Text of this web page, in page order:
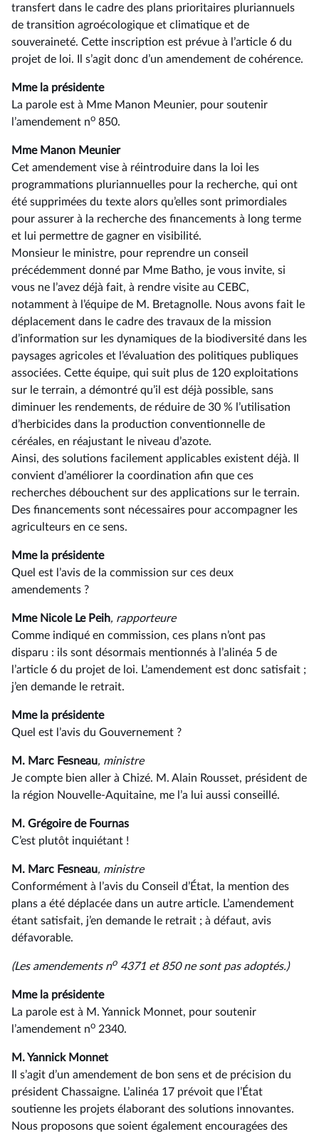
transfert dans le cadre des plans prioritaires pluriannuels
de transition agroécologique et climatique et de
souveraineté. Cette inscription est prévue à l’article 6 du
projet de loi. Il s’agit donc d’un amendement de cohérence.
Mme la présidente
La parole est à Mme Manon Meunier, pour soutenir
l’amendement no 850.
Mme Manon Meunier
Cet amendement vise à réintroduire dans la loi les
programmations pluriannuelles pour la recherche, qui ont
été supprimées du texte alors qu’elles sont primordiales
pour assurer à la recherche des financements à long terme
et lui permettre de gagner en visibilité.
Monsieur le ministre, pour reprendre un conseil
précédemment donné par Mme Batho, je vous invite, si
vous ne l’avez déjà fait, à rendre visite au CEBC,
notamment à l’équipe de M. Bretagnolle. Nous avons fait le
déplacement dans le cadre des travaux de la mission
d’information sur les dynamiques de la biodiversité dans les
paysages agricoles et l’évaluation des politiques publiques
associées. Cette équipe, qui suit plus de 120 exploitations
sur le terrain, a démontré qu’il est déjà possible, sans
diminuer les rendements, de réduire de 30 % l’utilisation
d’herbicides dans la production conventionnelle de
céréales, en réajustant le niveau d’azote.
Ainsi, des solutions facilement applicables existent déjà. Il
convient d’améliorer la coordination afin que ces
recherches débouchent sur des applications sur le terrain.
Des financements sont nécessaires pour accompagner les
agriculteurs en ce sens.
Mme la présidente
Quel est l’avis de la commission sur ces deux
amendements ?
Mme Nicole Le Peih, rapporteure
Comme indiqué en commission, ces plans n’ont pas
disparu : ils sont désormais mentionnés à l’alinéa 5 de
l’article 6 du projet de loi. L’amendement est donc satisfait ;
j’en demande le retrait.
Mme la présidente
Quel est l’avis du Gouvernement ?
M. Marc Fesneau, ministre
Je compte bien aller à Chizé. M. Alain Rousset, président de
la région Nouvelle-Aquitaine, me l’a lui aussi conseillé.
M. Grégoire de Fournas
C’est plutôt inquiétant !
M. Marc Fesneau, ministre
Conformément à l’avis du Conseil d’État, la mention des
plans a été déplacée dans un autre article. L’amendement
étant satisfait, j’en demande le retrait ; à défaut, avis
défavorable.
(Les amendements no 4371 et 850 ne sont pas adoptés.)
Mme la présidente
La parole est à M. Yannick Monnet, pour soutenir
l’amendement no 2340.
M. Yannick Monnet
Il s’agit d’un amendement de bon sens et de précision du
président Chassaigne. L’alinéa 17 prévoit que l’État
soutienne les projets élaborant des solutions innovantes.
Nous proposons que soient également encouragées des